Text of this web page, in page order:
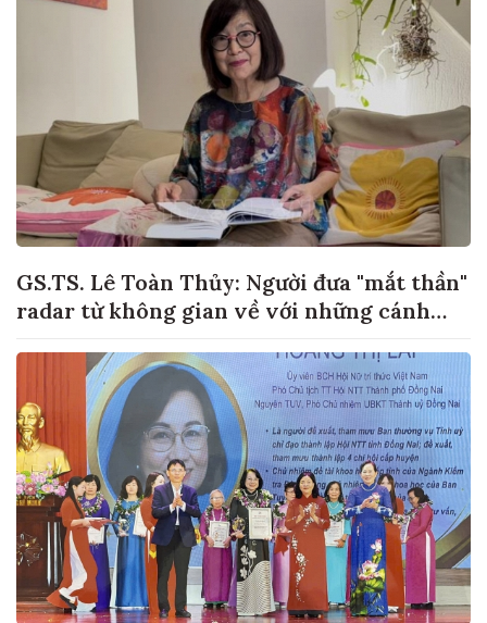
GS.TS. Lê Toàn Thủy: Người đưa "mắt thần"
radar từ không gian về với những cánh